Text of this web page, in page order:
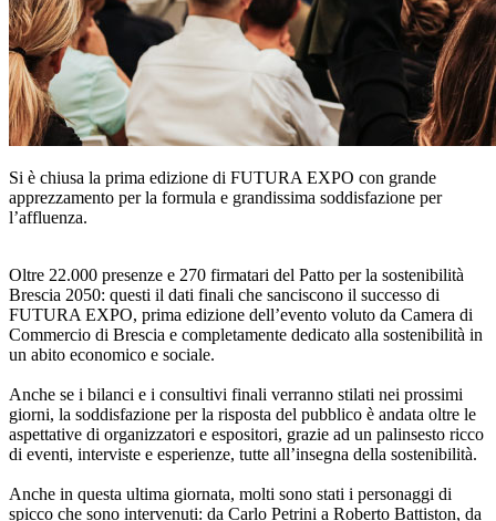
X
Si è chiusa la prima edizione di FUTURA EXPO con grande
apprezzamento per la formula e grandissima soddisfazione per
l’affluenza.
Oltre 22.000 presenze e 270 firmatari del Patto per la sostenibilità
Brescia 2050: questi il dati finali che sanciscono il successo di
FUTURA EXPO, prima edizione dell’evento voluto da Camera di
Commercio di Brescia e completamente dedicato alla sostenibilità in
un abito economico e sociale.
Anche se i bilanci e i consultivi finali verranno stilati nei prossimi
giorni, la soddisfazione per la risposta del pubblico è andata oltre le
aspettative di organizzatori e espositori, grazie ad un palinsesto ricco
di eventi, interviste e esperienze, tutte all’insegna della sostenibilità.
Anche in questa ultima giornata, molti sono stati i personaggi di
spicco che sono intervenuti: da Carlo Petrini a Roberto Battiston, da